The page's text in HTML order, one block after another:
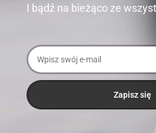
I bądź na bieżąco ze